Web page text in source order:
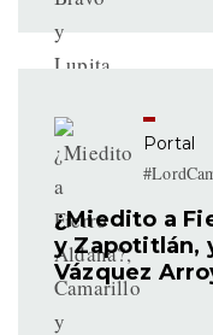
Portal
¿Miedito a
y Zapotitlán,
Vázquez